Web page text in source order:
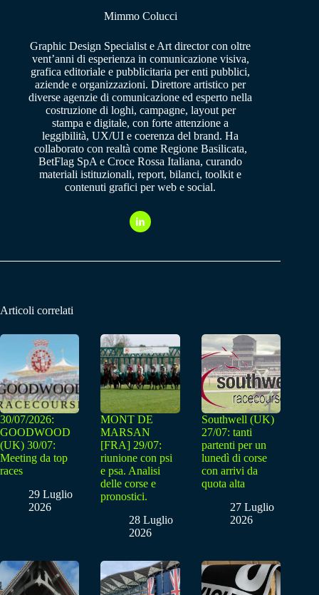
Mimmo Colucci
Graphic Design Specialist e Art director con oltre
vent’anni di esperienza in comunicazione visiva,
grafica editoriale e pubblicitaria per enti pubblici,
aziende e organizzazioni. Direttore artistico per
diverse agenzie di comunicazione ed esperto nella
costruzione di loghi, campagne, layout per
stampa e digitale, con forte attenzione a
leggibilità, UX/UI e coerenza del brand. Ha
collaborato con realtà come Regione Basilicata,
BetFlag SpA e Croce Rossa Italiana, curando
materiali istituzionali, report, bilanci, toolkit e
contenuti grafici per web e social.
Articoli correlati
30/07/2026:
GOODWOOD
(UK) 30/07:
Meeting da top
races
29 Luglio
2026
MONT DE
MARSAN
[FRA] 29/07:
riunione con psi
e psa. Analisi
delle corse e
pronostici.
28 Luglio
2026
Southwell (UK)
27/07: tanti
partenti per un
lunedì di corse
con arrivi da
quota alta
27 Luglio
2026